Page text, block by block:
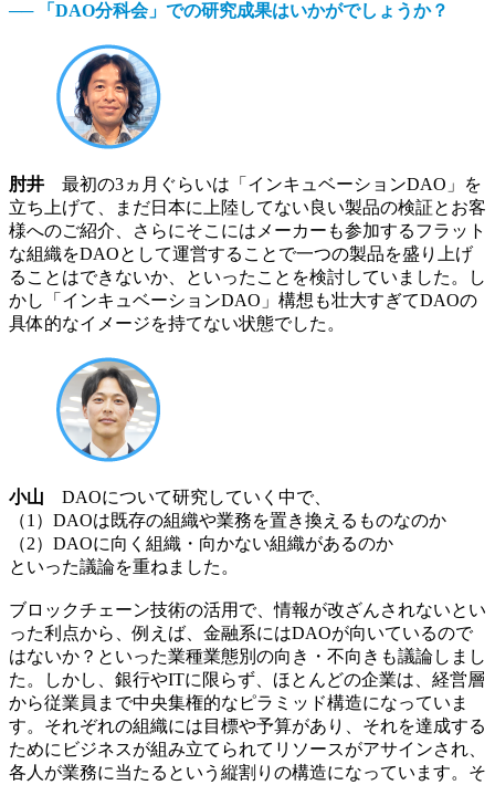
── 「DAO分科会」での研究成果はいかがでしょうか？
肘井 最初の3ヵ月ぐらいは「インキュベーションDAO」を
立ち上げて、まだ日本に上陸してない良い製品の検証とお客
様へのご紹介、さらにそこにはメーカーも参加するフラット
な組織をDAOとして運営することで一つの製品を盛り上げ
ることはできないか、といったことを検討していました。し
かし「インキュベーションDAO」構想も壮大すぎてDAOの
具体的なイメージを持てない状態でした。
小山 DAOについて研究していく中で、
（1）DAOは既存の組織や業務を置き換えるものなのか
（2）DAOに向く組織・向かない組織があるのか
といった議論を重ねました。
ブロックチェーン技術の活用で、情報が改ざんされないとい
った利点から、例えば、金融系にはDAOが向いているので
はないか？といった業種業態別の向き・不向きも議論しまし
た。しかし、銀行やITに限らず、ほとんどの企業は、経営層
から従業員まで中央集権的なピラミッド構造になっていま
す。それぞれの組織には目標や予算があり、それを達成する
ためにビジネスが組み立てられてリソースがアサインされ、
各人が業務に当たるという縦割りの構造になっています。そ